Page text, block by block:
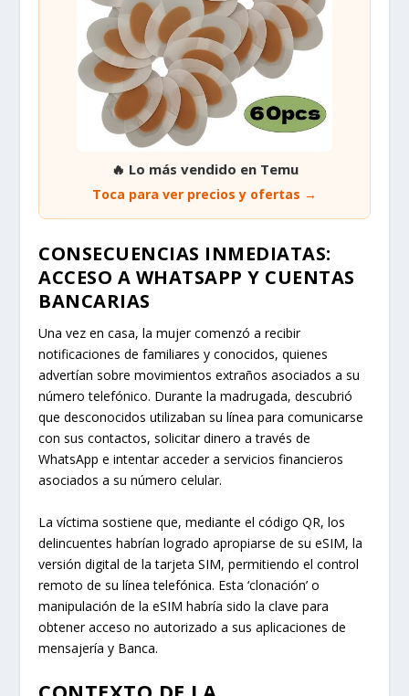
🔥 Lo más vendido en Temu
Toca para ver precios y ofertas →
CONSECUENCIAS INMEDIATAS:
ACCESO A WHATSAPP Y CUENTAS
BANCARIAS
Una vez en casa, la mujer comenzó a recibir
notificaciones de familiares y conocidos, quienes
advertían sobre movimientos extraños asociados a su
número telefónico. Durante la madrugada, descubrió
que desconocidos utilizaban su línea para comunicarse
con sus contactos, solicitar dinero a través de
WhatsApp e intentar acceder a servicios financieros
asociados a su número celular.
La víctima sostiene que, mediante el código QR, los
delincuentes habrían logrado apropiarse de su eSIM, la
versión digital de la tarjeta SIM, permitiendo el control
remoto de su línea telefónica. Esta ‘clonación’ o
manipulación de la eSIM habría sido la clave para
obtener acceso no autorizado a sus aplicaciones de
mensajería y Banca.